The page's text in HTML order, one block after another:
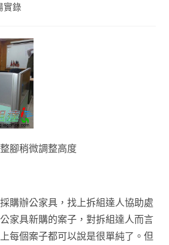
實錄
腳稍微調整高度
購辦公家具，找上拆組達人協助處
家具新購的案子，對拆組達人而言
每個案子都可以說是很單純了。但